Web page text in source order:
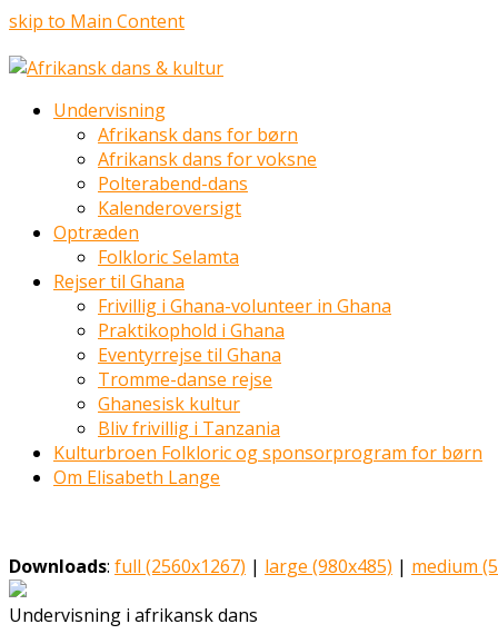
skip to Main Content
Undervisning
Afrikansk dans for børn
Afrikansk dans for voksne
Polterabend-dans
Kalenderoversigt
Optræden
Folkloric Selamta
Rejser til Ghana
Frivillig i Ghana-volunteer in Ghana
Praktikophold i Ghana
Eventyrrejse til Ghana
Tromme-danse rejse
Ghanesisk kultur
Bliv frivillig i Tanzania
Kulturbroen Folkloric og sponsorprogram for børn
Om Elisabeth Lange
Downloads: full (2560x1267) | large (980x485) | medium
Undervisning i afrikansk dans